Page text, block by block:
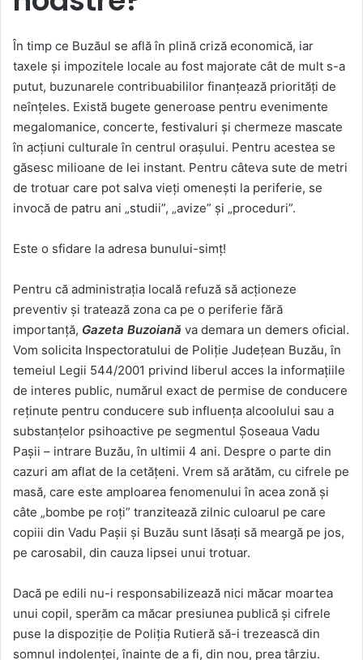
În timp ce Buzăul se află în plină criză economică, iar
taxele și impozitele locale au fost majorate cât de mult s-a
putut, buzunarele contribuabililor finanțează priorități de
neînțeles. Există bugete generoase pentru evenimente
megalomanice, concerte, festivaluri și chermeze mascate
în acțiuni culturale în centrul orașului. Pentru acestea se
găsesc milioane de lei instant. Pentru câteva sute de metri
de trotuar care pot salva vieți omenești la periferie, se
invocă de patru ani „studii”, „avize” și „proceduri”.
Este o sfidare la adresa bunului-simț!
Pentru că administrația locală refuză să acționeze
preventiv și tratează zona ca pe o periferie fără
importanță, Gazeta Buzoiană va demara un demers oficial.
Vom solicita Inspectoratului de Poliție Județean Buzău, în
temeiul Legii 544/2001 privind liberul acces la informațiile
de interes public, numărul exact de permise de conducere
reținute pentru conducere sub influența alcoolului sau a
substanțelor psihoactive pe segmentul Șoseaua Vadu
Pașii – intrare Buzău, în ultimii 4 ani. Despre o parte din
cazuri am aflat de la cetățeni. Vrem să arătăm, cu cifrele pe
masă, care este amploarea fenomenului în acea zonă și
câte „bombe pe roți” tranzitează zilnic culoarul pe care
copiii din Vadu Pașii și Buzău sunt lăsați să meargă pe jos,
pe carosabil, din cauza lipsei unui trotuar.
Dacă pe edili nu-i responsabilizează nici măcar moartea
unui copil, sperăm ca măcar presiunea publică și cifrele
puse la dispoziție de Poliția Rutieră să-i trezească din
somnul indolenței, înainte de a fi, din nou, prea târziu.